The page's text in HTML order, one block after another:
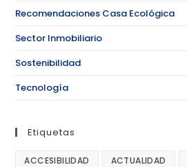
Recomendaciones Casa Ecológica
Sector Inmobiliario
Sostenibilidad
Tecnología
Etiquetas
ACCESIBILIDAD ACTUALIDAD